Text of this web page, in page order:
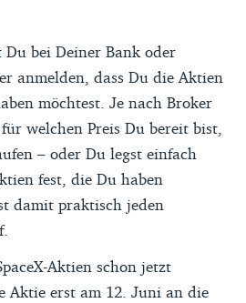
bei Deiner Bank oder
anmelden, dass Du die Aktien
möchtest. Je nach Broker
welchen Preis Du bereit bist,
– oder Du legst einfach
fest, die Du haben
damit praktisch jeden
Aktien schon jetzt
Aktie erst am 12. Juni an die